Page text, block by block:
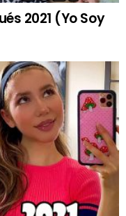
2021 (Yo Soy